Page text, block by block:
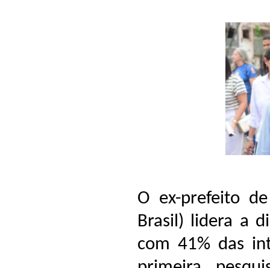
O ex-prefeito
Brasil) lidera a
com 41% das